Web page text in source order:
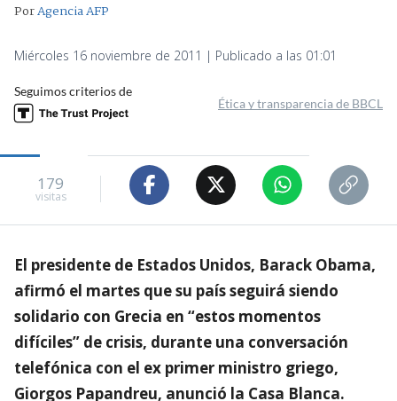
PorAgencia AFP
Miércoles 16 noviembre de 2011 | Publicado a las 01:01
Seguimos criterios de
Ética y transparencia de BBCL
179
visitas
El presidente de Estados Unidos, Barack Obama,
afirmó el martes que su país seguirá siendo
solidario con Grecia en “estos momentos
difíciles” de crisis, durante una conversación
telefónica con el ex primer ministro griego,
Giorgos Papandreu, anunció la Casa Blanca.